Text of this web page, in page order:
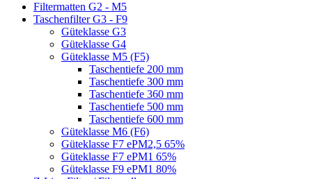
Filtermatten G2 - M5
Taschenfilter G3 - F9
Güteklasse G3
Güteklasse G4
Güteklasse M5 (F5)
Taschentiefe 200 mm
Taschentiefe 300 mm
Taschentiefe 360 mm
Taschentiefe 500 mm
Taschentiefe 600 mm
Güteklasse M6 (F6)
Güteklasse F7 ePM2,5 65%
Güteklasse F7 ePM1 65%
Güteklasse F9 ePM1 80%